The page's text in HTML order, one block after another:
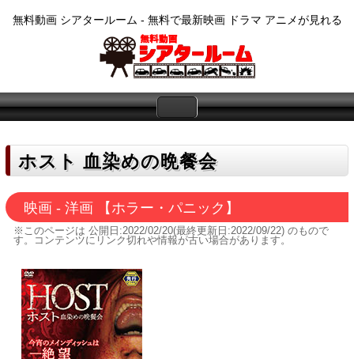
無料動画 シアタールーム - 無料で最新映画 ドラマ アニメが見れる
ホスト 血染めの晩餐会
映画 - 洋画 【ホラー・パニック】
※このページは 公開日:2022/02/20(最終更新日:2022/09/22)のもので
す。コンテンツにリンク切れや情報が古い場合があります。